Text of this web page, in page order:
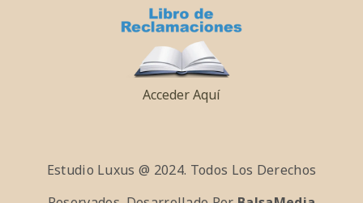
Acceder Aquí
Estudio Luxus @ 2024. Todos Los Derechos